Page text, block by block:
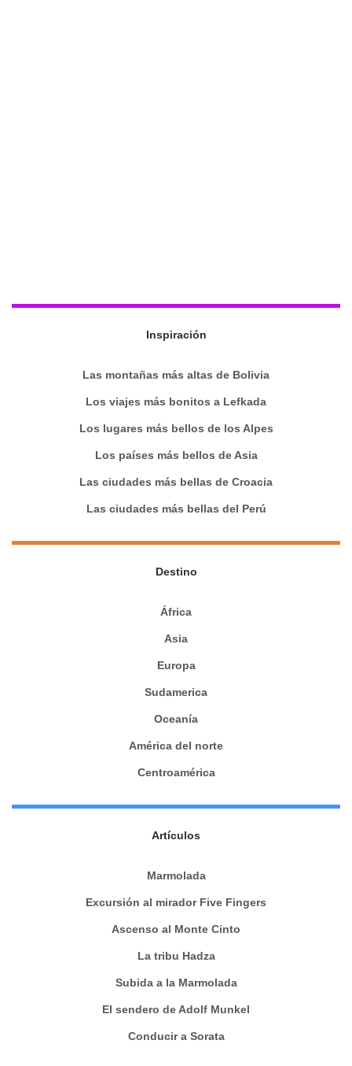
Inspiración
Las montañas más altas de Bolivia
Los viajes más bonitos a Lefkada
Los lugares más bellos de los Alpes
Los países más bellos de Asia
Las ciudades más bellas de Croacia
Las ciudades más bellas del Perú
Destino
África
Asia
Europa
Sudamerica
Oceanía
América del norte
Centroamérica
Artículos
Marmolada
Excursión al mirador Five Fingers
Ascenso al Monte Cinto
La tribu Hadza
Subida a la Marmolada
El sendero de Adolf Munkel
Conducir a Sorata